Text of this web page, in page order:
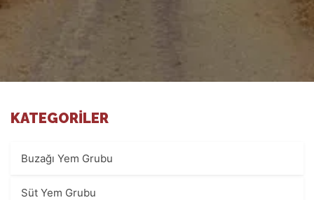
KATEGORILER
Buzağı Yem Grubu
Süt Yem Grubu